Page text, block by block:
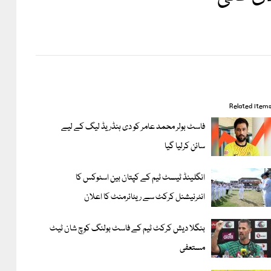
Related items
فاسٹ بولر محمد عامر کو دی ہنڈریڈ لیگ کے لیے
سائن کرلیا گیا
انگلینڈ ٹیسٹ ٹیم کے کپتان بین اسٹوکس کا
انٹرنیشنل کرکٹ سے ریٹائرمنٹ کا اعلان
بنگلا دیش کرکٹ ٹیم کے فاسٹ بولنگ کوچ شان ٹیٹ
مستعفی